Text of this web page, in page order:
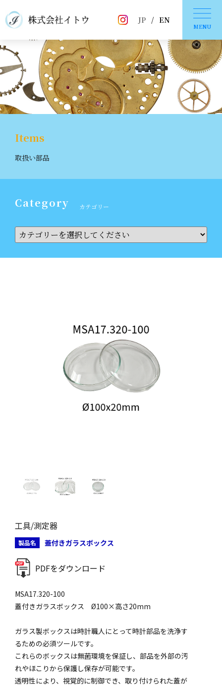
JP / EN
MENU
Items
取扱い部品
Category カテゴリー
工具/測定器
製品名 蓋付きガラスボックス
PDFをダウンロード
MSA17.320-100
蓋付きガラスボックス Ø100×高さ20mm
ガラス製ボックスは時計職人にとって時計部品を洗浄す
るための必須ツールです。
これらのボックスは無菌環境を保証し、部品を外部の汚
れやほこりから保護し保存が可能です。
透明性により、視覚的に制御でき、取り付けられた蓋が